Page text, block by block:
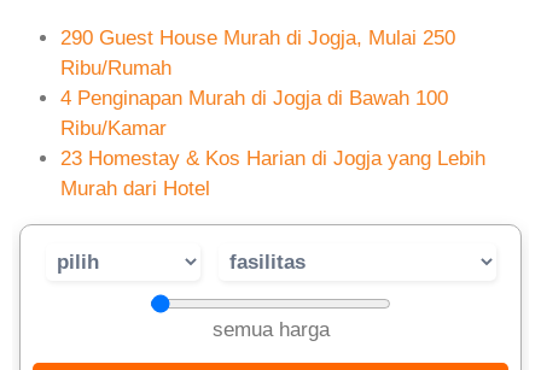
290 Guest House Murah di Jogja, Mulai 250
Ribu/Rumah
4 Penginapan Murah di Jogja di Bawah 100
Ribu/Kamar
23 Homestay & Kos Harian di Jogja yang Lebih
Murah dari Hotel
semua harga